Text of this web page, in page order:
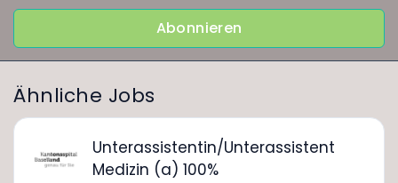
Abonnieren
Ähnliche Jobs
Unterassistentin/Unterassistent
Medizin (a) 100%